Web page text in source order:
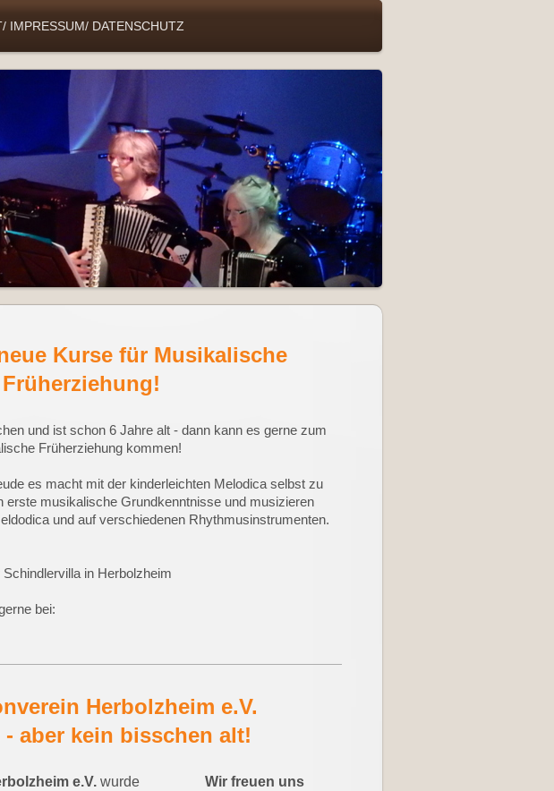
IMPRESSUM/ DATENSCHUTZ
Kurse für Musikalische
Früherziehung!
und ist schon 6 Jahre alt - dann kann es gerne zum
Früherziehung kommen!
es macht mit der kinderleichten Melodica selbst zu
erste musikalische Grundkenntnisse und musizieren
und auf verschiedenen Rhythmusinstrumenten.
in Herbolzheim
bei:
Herbolzheim e.V.
- aber kein bisschen alt!
e.V. wurde
Wir freuen uns